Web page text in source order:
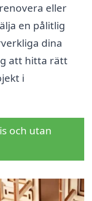
eller
en pålitlig
dina
att hitta rätt
i
och utan